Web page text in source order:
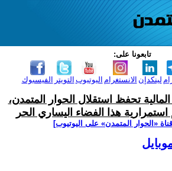
تابعونا على:
الفيسبوك التويتر اليوتيوب الانستغرام لينكدإن
تحفظ استقلال الحوار المتمدن،
هذا الفضاء اليساري الحر
‫«الحوار المتمدن» على اليوتيوب]